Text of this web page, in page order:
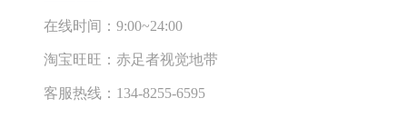
在线时间：9:00~24:00
淘宝旺旺：赤足者视觉地带
客服热线：134-8255-6595